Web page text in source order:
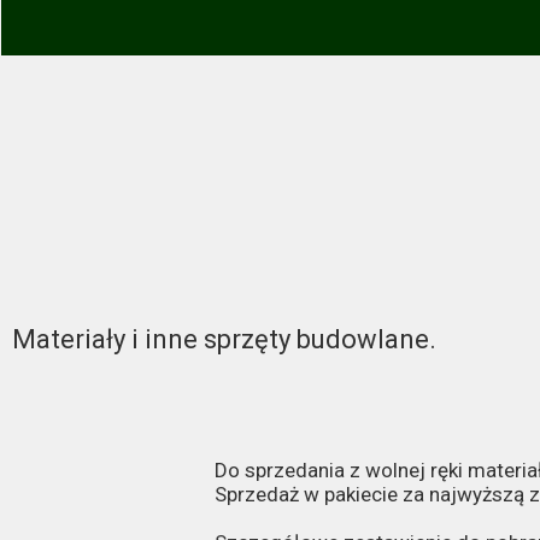
Materiały i inne sprzęty budowlane.
Do sprzedania z wolnej ręki
Sprzedaż w pakiecie za najwyższą